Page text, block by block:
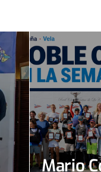
Mario